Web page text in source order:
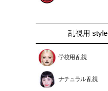
乱視用 style
学校用 乱視
ナチュラル 乱視